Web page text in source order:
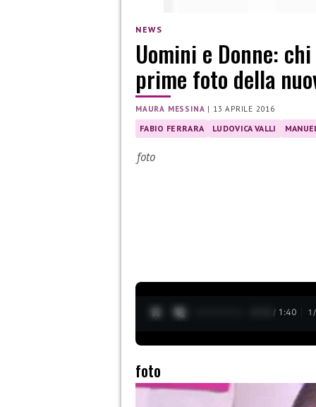
NEWS
Uomini e Donne:
prime foto della
MAURA MESSINA | 13 APRILE 2016
FABIO FERRARA LUDOVICA VALLI
foto
0:13 / 1:40 1 /
foto